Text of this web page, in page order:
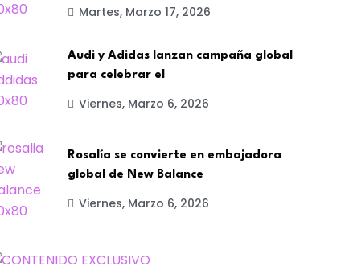
MARKETING
los
de
Martes, Marzo 17, 2026
Audi y Adidas lanzan campaña global
para celebrar el
Viernes, Marzo 6, 2026
Rosalía se convierte en embajadora
global de New Balance
Viernes, Marzo 6, 2026